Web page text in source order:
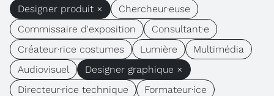
Designer produit ×
Chercheur·euse
Commissaire d'exposition
Consultant·e
Créateur·rice costumes
Lumière
Multimédia
Audiovisuel
Designer graphique ×
Directeur·rice technique
Formateur·ice